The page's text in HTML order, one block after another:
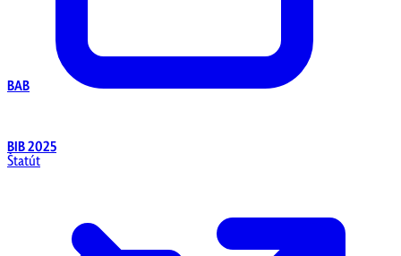
BIB 2025
Štatút
BAB